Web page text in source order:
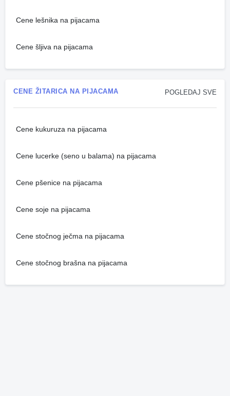
Cene lešnika na pijacama
Cene šljiva na pijacama
POGLEDAJ SVE
CENE ŽITARICA NA PIJACAMA
Cene kukuruza na pijacama
Cene lucerke (seno u balama) na pijacama
Cene pšenice na pijacama
Cene soje na pijacama
Cene stočnog ječma na pijacama
Cene stočnog brašna na pijacama